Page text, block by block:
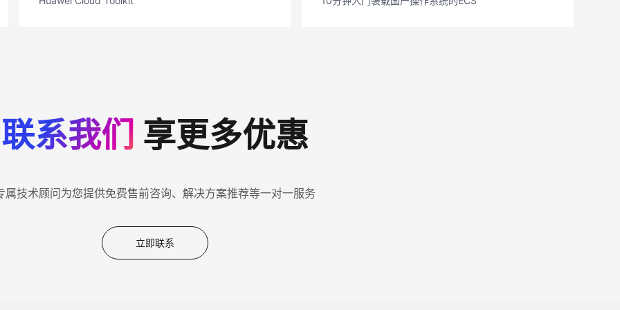
联系我们 享更多优惠
属技术顾问为您提供免费售前咨询、解决方案推荐等一对一服务
立即联系